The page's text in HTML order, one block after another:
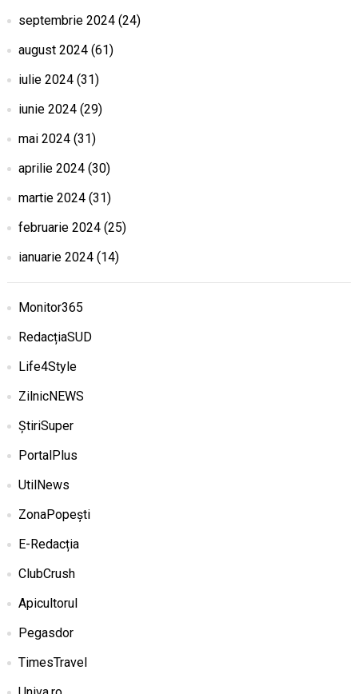
septembrie 2024(24)
august 2024(61)
iulie 2024(31)
iunie 2024(29)
mai 2024(31)
aprilie 2024(30)
martie 2024(31)
februarie 2024(25)
ianuarie 2024(14)
Monitor365
RedacțiaSUD
Life4Style
ZilnicNEWS
ȘtiriSuper
PortalPlus
UtilNews
ZonaPopești
E-Redacția
ClubCrush
Apicultorul
Pegasdor
TimesTravel